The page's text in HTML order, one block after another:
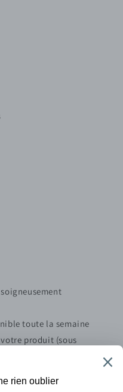
soigneusement
toute la semaine
produit (sous